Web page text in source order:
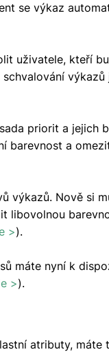
se výkaz
uživatele, kteří
priorit a jejich
barevnost a
výkazů. Nově si
libovolnou
>).
máte nyní k
>).
atributy, máte